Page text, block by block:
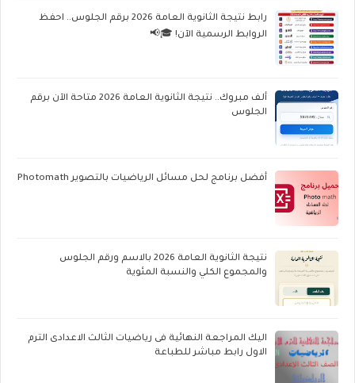
رابط نتيجة الثانوية العامة 2026 برقم الجلوس.. احفظ
الروابط الرسمية الآن! 🎓📢
ألف مبروك.. نتيجة الثانوية العامة 2026 متاحة الآن برقم
الجلوس
أفضل برنامج لحل مسائل الرياضيات بالتصوير Photomath
نتيجة الثانوية العامة 2026 بالاسم ورقم الجلوس
والمجموع الكلي والنسبة المئوية
اليك المراجعة النهائية فى رياضيات الثالث الاعدادى الترم
الاول رابط مباشر للطباعة